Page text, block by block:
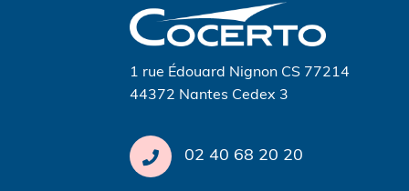
1 rue Édouard Nignon CS 77214
44372 Nantes Cedex 3
02 40 68 20 20